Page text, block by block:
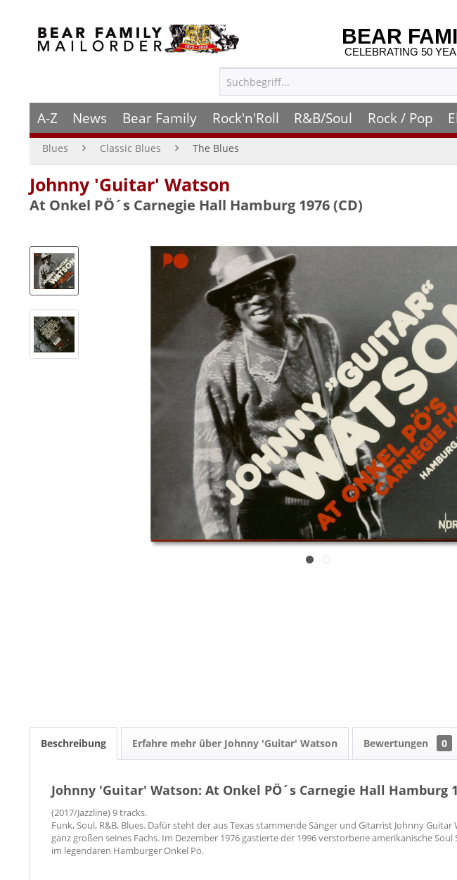
BEAR
CELEBRATING 50
A-Z News Bear Family Rock'n'Roll R&B/Soul Rock / Pop
Blues Classic Blues The Blues
Johnny 'Guitar' Watson
At Onkel PÖ´s Carnegie Hall Hamburg 1976 (CD)
Beschreibung Erfahre mehr über Johnny 'Guitar' Watson Bewertungen 0
Johnny 'Guitar' Watson: At Onkel PÖ´s Carnegie Hall Hamburg
(2017/Jazzline) 9 tracks.
Funk, Soul, R&B, Blues. Dafür steht der aus Texas stammende Sänger und Gitarrist Johnny Guitar
ganz großen seines Fachs. Im Dezember 1976 gastierte der 1996 verstorbene amerikanische Soul
im legendären Hamburger Onkel Pö.